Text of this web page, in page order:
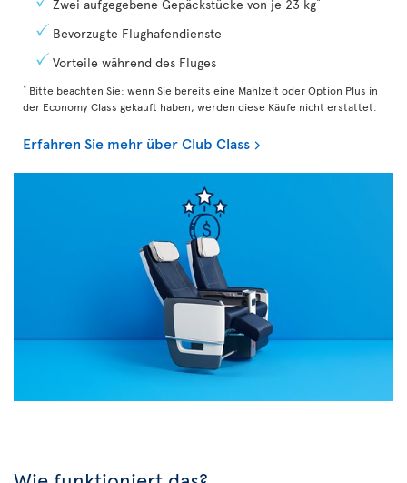
Zwei aufgegebene Gepäckstücke von je 23 kg
Bevorzugte Flughafendienste
Vorteile während des Fluges
* Bitte beachten Sie: wenn Sie bereits eine Mahlzeit oder Option Plus in
der Economy Class gekauft haben, werden diese Käufe nicht erstattet.
Erfahren Sie mehr über Club Class